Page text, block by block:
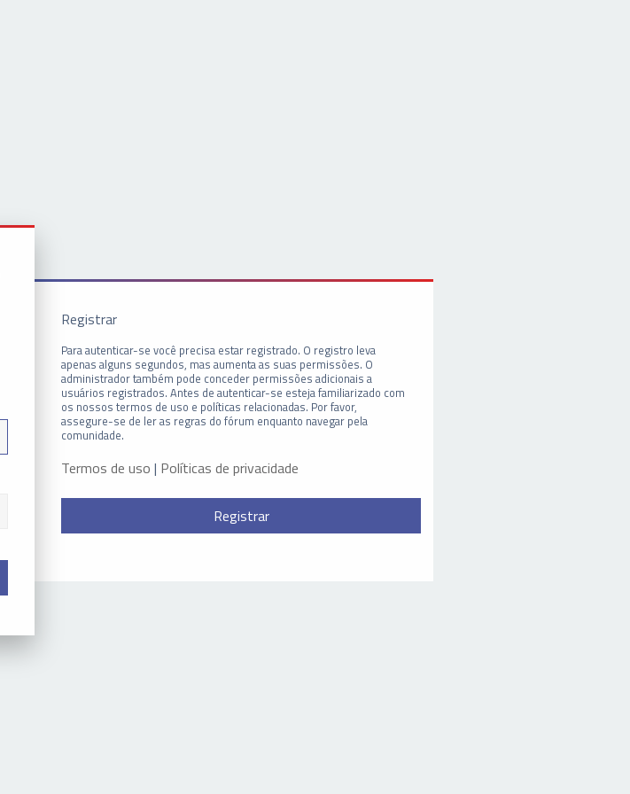
Registrar
Para autenticar-se você precisa estar registrado. O registro leva
apenas alguns segundos, mas aumenta as suas permissões. O
administrador também pode conceder permissões adicionais a
usuários registrados. Antes de autenticar-se esteja familiarizado com
os nossos termos de uso e políticas relacionadas. Por favor,
assegure-se de ler as regras do fórum enquanto navegar pela
comunidade.
Termos de uso | Políticas de privacidade
Registrar